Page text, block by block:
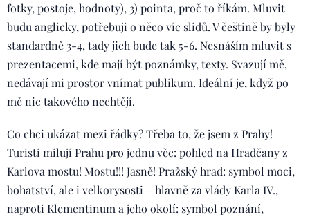
fotky, postoje, hodnoty), 3) pointa, proč to říkám. Mluvit
budu anglicky, potřebuji o něco víc slidů. V češtině by byly
standardně 3-4, tady jich bude tak 5-6. Nesnáším mluvit s
prezentacemi, kde mají být poznámky, texty. Svazují mě,
nedávají mi prostor vnímat publikum. Ideální je, když po
mě nic takového nechtějí.
Co chci ukázat mezi řádky? Třeba to, že jsem z Prahy!
Turisti milují Prahu pro jednu věc: pohled na Hradčany z
Karlova mostu! Mostu!!! Jasně! Pražský hrad: symbol moci,
bohatství, ale i velkorysosti – hlavně za vlády Karla IV.,
naproti Klementinum a jeho okolí: symbol poznání,